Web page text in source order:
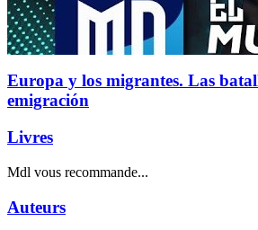
Europa y los migrantes. Las
emigración
Livres
Mdl vous recommande...
Auteurs